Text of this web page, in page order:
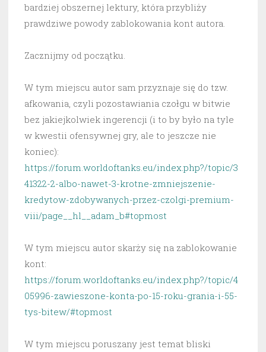
bardziej obszernej lektury, która przybliży
prawdziwe powody zablokowania kont autora.
Zacznijmy od początku.
W tym miejscu autor sam przyznaje się do tzw.
afkowania, czyli pozostawiania czołgu w bitwie
bez jakiejkolwiek ingerencji (i to by było na tyle
w kwestii ofensywnej gry, ale to jeszcze nie
koniec):
https://forum.worldoftanks.eu/index.php?/topic/3
41322-2-albo-nawet-3-krotne-zmniejszenie-
kredytow-zdobywanych-przez-czolgi-premium-
viii/page__hl__adam_b#topmost
W tym miejscu autor skarży się na zablokowanie
kont:
https://forum.worldoftanks.eu/index.php?/topic/4
05996-zawieszone-konta-po-15-roku-grania-i-55-
tys-bitew/#topmost
W tym miejscu poruszany jest temat bliski